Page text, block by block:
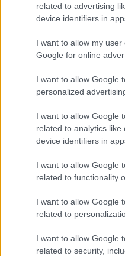
related to advertising
device identifiers in
I want to allow my
Google for online
I want to allow Google
personalized
I want to allow Google
related to analytics like
device identifiers in
I want to allow Google
related to functionality
I want to allow Google
related to
I want to allow Google
related to security,
nebija tās mātes
Didrihsone atklāti par
laiku pēc dēla
piedzimšanas